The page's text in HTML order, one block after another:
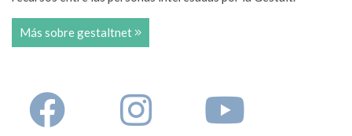
Más sobre gestaltnet